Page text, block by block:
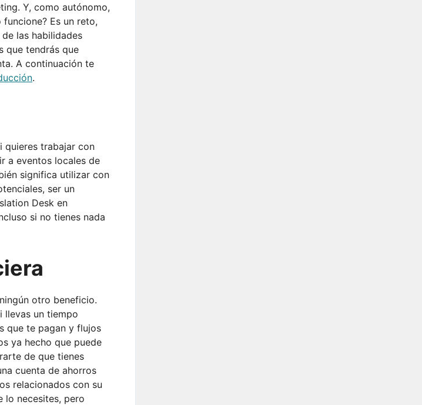
Y, como autónomo,
Es un reto,
las habilidades
que tendrás que
A continuación te
.
quieres trabajar con
a eventos locales de
significa utilizar con
ser un
Desk en
si no tienes nada
otro beneficio.
llevas un tiempo
que te pagan y flujos
ya hecho que puede
de que tienes
cuenta de ahorros
relacionados con su
lo necesites, pero